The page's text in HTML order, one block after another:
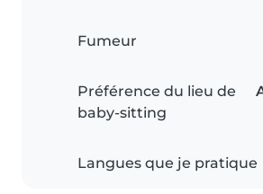
Fumeur
Préférence du lieu de
baby-sitting
Langues que je pratique